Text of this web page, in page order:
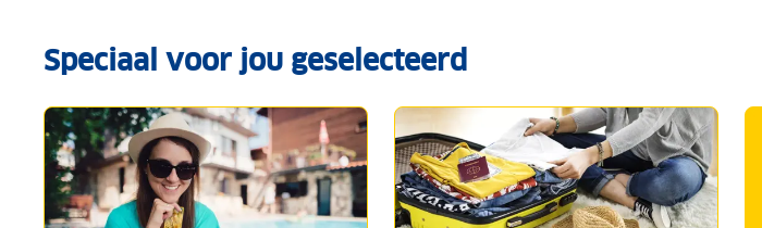
Speciaal voor jou geselecteerd